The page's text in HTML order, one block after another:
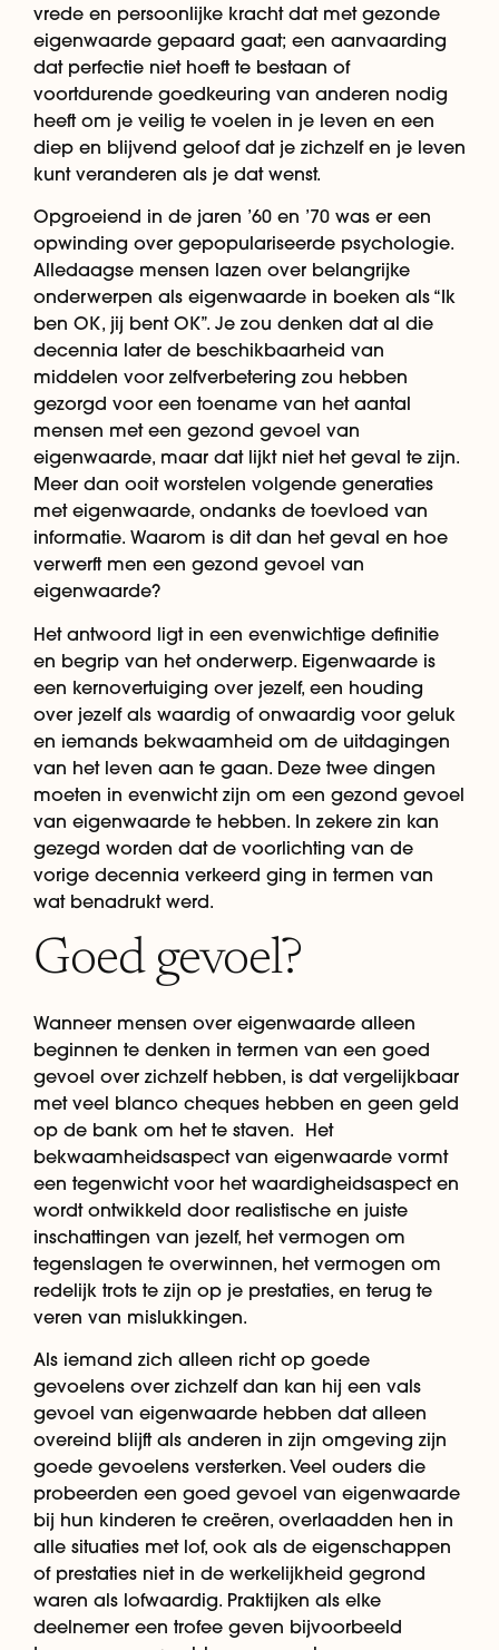
vrede en persoonlijke kracht dat met gezonde
eigenwaarde gepaard gaat; een aanvaarding
dat perfectie niet hoeft te bestaan of
voortdurende goedkeuring van anderen nodig
heeft om je veilig te voelen in je leven en een
diep en blijvend geloof dat je zichzelf en je leven
kunt veranderen als je dat wenst.
Opgroeiend in de jaren ’60 en ’70 was er een
opwinding over gepopulariseerde psychologie.
Alledaagse mensen lazen over belangrijke
onderwerpen als eigenwaarde in boeken als “Ik
ben OK, jij bent OK”. Je zou denken dat al die
decennia later de beschikbaarheid van
middelen voor zelfverbetering zou hebben
gezorgd voor een toename van het aantal
mensen met een gezond gevoel van
eigenwaarde, maar dat lijkt niet het geval te zijn.
Meer dan ooit worstelen volgende generaties
met eigenwaarde, ondanks de toevloed van
informatie. Waarom is dit dan het geval en hoe
verwerft men een gezond gevoel van
eigenwaarde?
Het antwoord ligt in een evenwichtige definitie
en begrip van het onderwerp. Eigenwaarde is
een kernovertuiging over jezelf, een houding
over jezelf als waardig of onwaardig voor geluk
en iemands bekwaamheid om de uitdagingen
van het leven aan te gaan. Deze twee dingen
moeten in evenwicht zijn om een gezond gevoel
van eigenwaarde te hebben. In zekere zin kan
gezegd worden dat de voorlichting van de
vorige decennia verkeerd ging in termen van
wat benadrukt werd.
Goed gevoel?
Wanneer mensen over eigenwaarde alleen
beginnen te denken in termen van een goed
gevoel over zichzelf hebben, is dat vergelijkbaar
met veel blanco cheques hebben en geen geld
op de bank om het te staven. Het
bekwaamheidsaspect van eigenwaarde vormt
een tegenwicht voor het waardigheidsaspect en
wordt ontwikkeld door realistische en juiste
inschattingen van jezelf, het vermogen om
tegenslagen te overwinnen, het vermogen om
redelijk trots te zijn op je prestaties, en terug te
veren van mislukkingen.
Als iemand zich alleen richt op goede
gevoelens over zichzelf dan kan hij een vals
gevoel van eigenwaarde hebben dat alleen
overeind blijft als anderen in zijn omgeving zijn
goede gevoelens versterken. Veel ouders die
probeerden een goed gevoel van eigenwaarde
bij hun kinderen te creëren, overlaadden hen in
alle situaties met lof, ook als de eigenschappen
of prestaties niet in de werkelijkheid gegrond
waren als lofwaardig. Praktijken als elke
deelnemer een trofee geven bijvoorbeeld